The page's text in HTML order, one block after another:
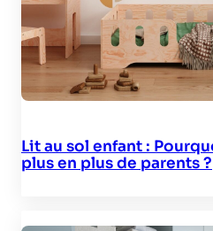
Lit au sol enfant :
plus en plus de parents ?